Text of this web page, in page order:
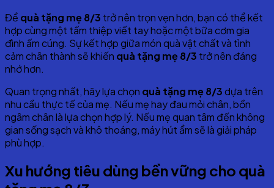
Để quà tặng mẹ 8/3 trở nên trọn vẹn hơn, bạn có thể kết
hợp cùng một tấm thiệp viết tay hoặc một bữa cơm gia
đình ấm cúng. Sự kết hợp giữa món quà vật chất và tình
cảm chân thành sẽ khiến quà tặng mẹ 8/3 trở nên đáng
nhớ hơn.
Quan trọng nhất, hãy lựa chọn quà tặng mẹ 8/3dựa trên
nhu cầu thực tế của mẹ. Nếu mẹ hay đau mỏi chân, bồn
ngâm chân là lựa chọn hợp lý. Nếu mẹ quan tâm đến không
gian sống sạch và khô thoáng, máy hút ẩm sẽ là giải pháp
phù hợp.
Xu hướng tiêu dùng bền vững cho quà